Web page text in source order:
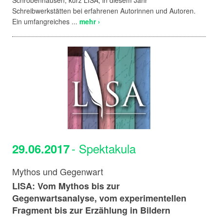
Schreibwerkstätten bei erfahrenen Autorinnen und Autoren.
Ein umfangreiches ... mehr ›
29.06.2017- Spektakula
Mythos und Gegenwart
LISA: Vom Mythos bis zur
Gegenwartsanalyse, vom experimentellen
Fragment bis zur Erzählung in Bildern